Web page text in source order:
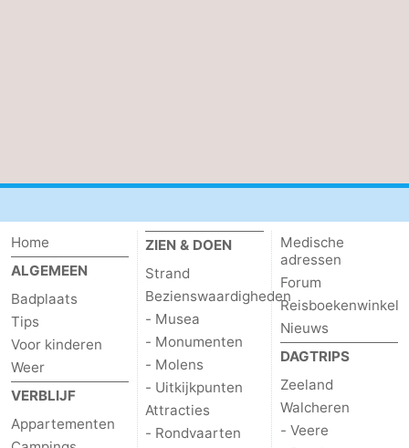
Home
ALGEMEEN
Badplaats
Tips
Voor kinderen
Weer
VERBLIJF
Appartementen
ZIEN & DOEN
Strand
Bezienswaardigheden
- Musea
- Monumenten
- Molens
- Uitkijkpunten
Attracties
- Rondvaarten
Medische
adressen
Forum
Reisboekenwinkel
Nieuws
DAGTRIPS
Zeeland
Walcheren
- Veere